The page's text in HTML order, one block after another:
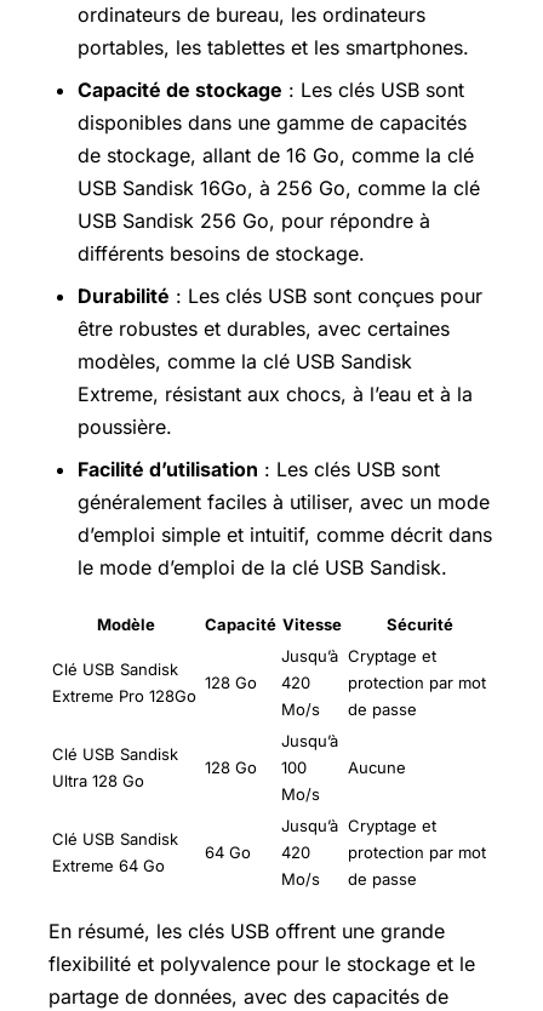
ordinateurs de bureau, les ordinateurs
portables, les tablettes et les smartphones.
Capacité de stockage : Les clés USB sont
disponibles dans une gamme de capacités
de stockage, allant de 16 Go, comme la clé
USB Sandisk 16Go, à 256 Go, comme la clé
USB Sandisk 256 Go, pour répondre à
différents besoins de stockage.
Durabilité : Les clés USB sont conçues pour
être robustes et durables, avec certaines
modèles, comme la clé USB Sandisk
Extreme, résistant aux chocs, à l’eau et à la
poussière.
Facilité d’utilisation : Les clés USB sont
généralement faciles à utiliser, avec un mode
d’emploi simple et intuitif, comme décrit dans
le mode d’emploi de la clé USB Sandisk.
Modèle Capacité Vitesse Sécurité
Clé USB Sandisk
Extreme Pro 128Go
128 Go
Jusqu’à
420
Mo/s
Cryptage et
protection par mot
de passe
Clé USB Sandisk
Ultra 128 Go
128 Go
Jusqu’à
100
Mo/s
Aucune
Clé USB Sandisk
Extreme 64 Go
64 Go
Jusqu’à
420
Mo/s
Cryptage et
protection par mot
de passe
En résumé, les clés USB offrent une grande
flexibilité et polyvalence pour le stockage et le
partage de données, avec des capacités de